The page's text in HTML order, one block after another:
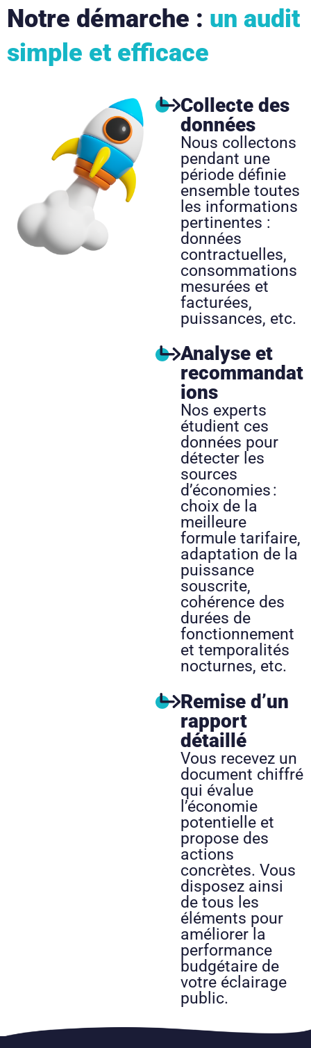
Notre démarche : un audit
simple et efficace
Collecte des
données
Nous collectons
pendant une
période définie
ensemble toutes
les informations
pertinentes :
données
contractuelles,
consommations
mesurées et
facturées,
puissances, etc.
Analyse et
recommandat
ions
Nos experts
étudient ces
données pour
détecter les
sources
d’économies :
choix de la
meilleure
formule tarifaire,
adaptation de la
puissance
souscrite,
cohérence des
durées de
fonctionnement
et temporalités
nocturnes, etc.
Remise d’un
rapport
détaillé
Vous recevez un
document chiffré
qui évalue
l’économie
potentielle et
propose des
actions
concrètes. Vous
disposez ainsi
de tous les
éléments pour
améliorer la
performance
budgétaire de
votre éclairage
public.